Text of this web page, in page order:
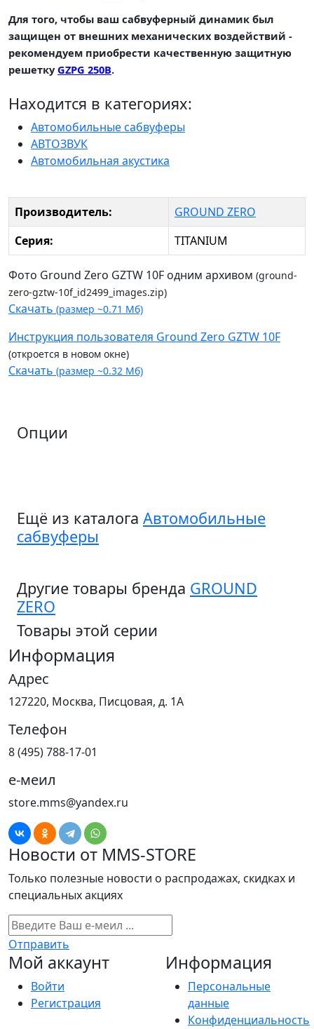
Для того, чтобы ваш сабвуферный динамик был
защищен от внешних механических воздействий -
рекомендуем приобрести качественную защитную
решеткуGZPG 250B.
Находится в категориях:
Автомобильные сабвуферы
АВТОЗВУК
Автомобильная акустика
Производитель:
GROUND ZERO
Серия:
TITANIUM
Фото Ground Zero GZTW 10F одним архивом (ground-
zero-gztw-10f_id2499_images.zip)
Скачать (размер ~0.71 Мб)
Инструкция пользователя Ground Zero GZTW 10F
(откроется в новом окне)
Скачать (размер ~0.32 Мб)
Опции
Ещё из каталога Автомобильные
сабвуферы
Другие товары бренда GROUND
ZERO
Товары этой серии
Информация
Адрес
127220, Москва, Писцовая, д. 1А
Телефон
8 (495) 788-17-01
е-меил
store.mms@yandex.ru
Новости от MMS-STORE
Только полезные новости о распродажах, скидках и
специальных акциях
Отправить
Мой аккаунт
Войти
Регистрация
Информация
Персональные
данные
Конфиденциальность